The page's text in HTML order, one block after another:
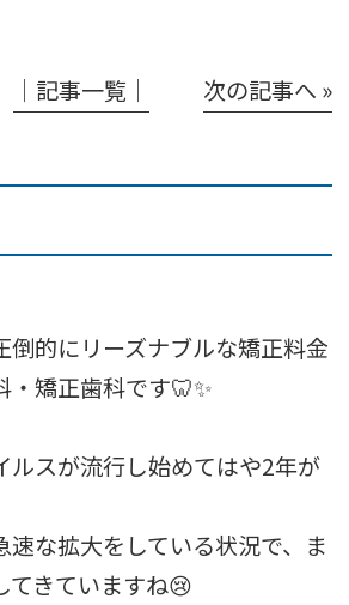
│記事一覧│ 次の記事へ »
倒的にリーズナブルな矯正料金
・矯正歯科です🦷✨
ルスが流行し始めてはや2年が
速な拡大をしている状況で、ま
てきていますね😢